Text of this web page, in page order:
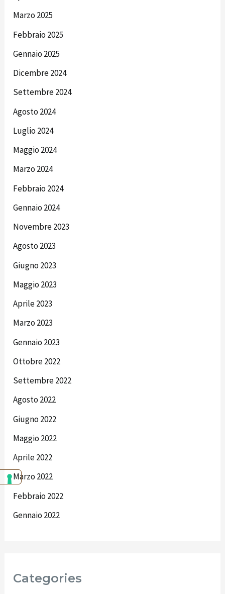
Marzo 2025
Febbraio 2025
Gennaio 2025
Dicembre 2024
Settembre 2024
Agosto 2024
Luglio 2024
Maggio 2024
Marzo 2024
Febbraio 2024
Gennaio 2024
Novembre 2023
Agosto 2023
Giugno 2023
Maggio 2023
Aprile 2023
Marzo 2023
Gennaio 2023
Ottobre 2022
Settembre 2022
Agosto 2022
Giugno 2022
Maggio 2022
Aprile 2022
Marzo 2022
Febbraio 2022
Gennaio 2022
Categories